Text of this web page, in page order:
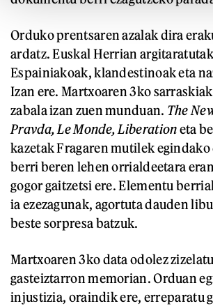
Orduko prentsaren azalak dira
ardatz. Euskal Herrian
Espainiakoak, klandestinoak eta
Izan ere. Martxoaren 3ko
zabala izan zuen munduan. The
Pravda, Le Monde, Liberationeta
kazetak Fragaren mutilek egindako
berri beren lehen orrialdeetara
gogor gaitzetsi ere. Elementu
ia ezezagunak, agortuta dauden
beste sorpresa batzuk.
Martxoaren 3ko data odolez
gasteiztarron memorian. Orduan
injustizia, oraindik ere, erreparatu